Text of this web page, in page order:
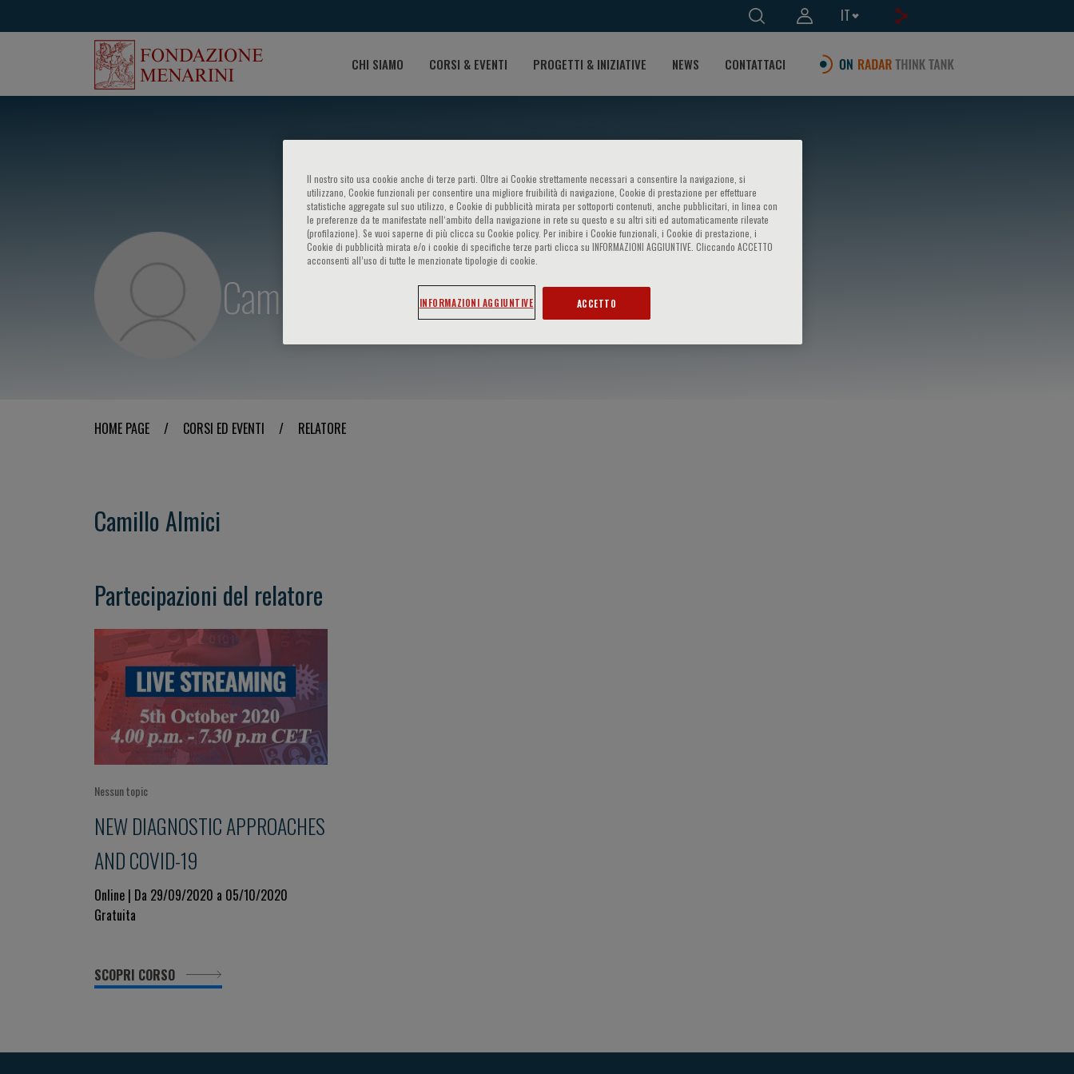
IT
CHI SIAMO CORSI & EVENTI PROGETTI & INIZIATIVE NEWS CONTATTACI
Camillo Almici
HOME PAGE / CORSI ED EVENTI / RELATORE
Camillo Almici
Partecipazioni del relatore
Nessun topic
NEW DIAGNOSTIC APPROACHES
AND COVID-19
Online | Da 29/09/2020 a 05/10/2020
Gratuita
SCOPRI CORSO
Il nostro sito usa cookie anche di terze parti. Oltre ai Cookie strettamente necessari a consentire la navigazione, si
utilizzano, Cookie funzionali per consentire una migliore fruibilità di navigazione, Cookie di prestazione per effettuare
statistiche aggregate sul suo utilizzo, e Cookie di pubblicità mirata per sottoporti contenuti, anche pubblicitari, in linea con
le preferenze da te manifestate nell‘ambito della navigazione in rete su questo e su altri siti ed automaticamente rilevate
(profilazione). Se vuoi saperne di più clicca su Cookie policy. Per inibire i Cookie funzionali, i Cookie di prestazione, i
Cookie di pubblicità mirata e/o i cookie di specifiche terze parti clicca su INFORMAZIONI AGGIUNTIVE. Cliccando ACCETTO
acconsenti all’uso di tutte le menzionate tipologie di cookie.
INFORMAZIONI AGGIUNTIVE ACCETTO